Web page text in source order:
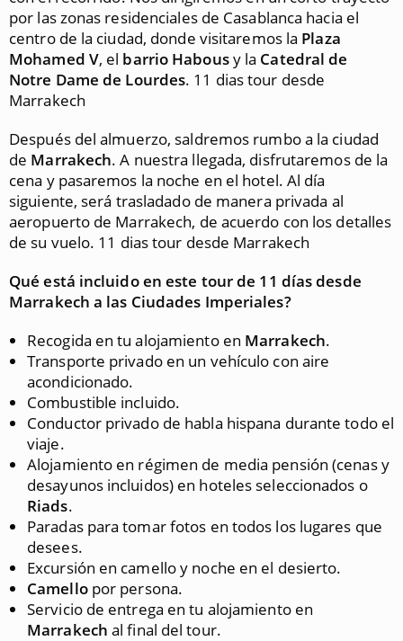
por las zonas residenciales de Casablanca hacia el
centro de la ciudad, donde visitaremos la Plaza
Mohamed V, el barrio Habousy la Catedral de
Notre Dame de Lourdes. 11 dias tour desde
Marrakech
Después del almuerzo, saldremos rumbo a la ciudad
de Marrakech. A nuestra llegada, disfrutaremos de la
cena y pasaremos la noche en el hotel. Al día
siguiente, será trasladado de manera privada al
aeropuerto de Marrakech, de acuerdo con los detalles
de su vuelo. 11 dias tour desde Marrakech
Qué está incluido en este tour de 11 días desde
Marrakech a las Ciudades Imperiales?
Recogida en tu alojamiento en Marrakech.
Transporte privado en un vehículo con aire
acondicionado.
Combustible incluido.
Conductor privado de habla hispana durante todo el
viaje.
Alojamiento en régimen de media pensión (cenas y
desayunos incluidos) en hoteles seleccionados o
Riads.
Paradas para tomar fotos en todos los lugares que
desees.
Excursión en camello y noche en el desierto.
Camellopor persona.
Servicio de entrega en tu alojamiento en
Marrakech al final del tour.